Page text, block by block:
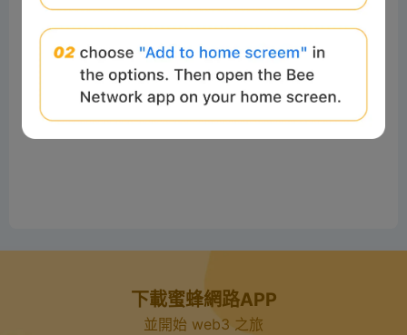
No comments
下載蜜蜂網路APP
並開始 web3 之旅